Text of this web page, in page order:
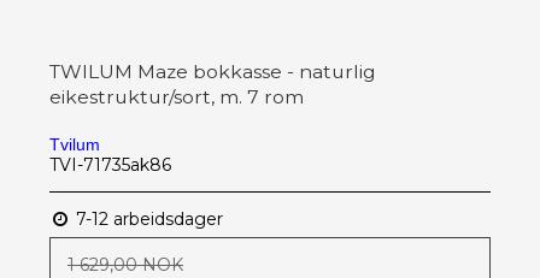
TWILUM Maze bokkasse - naturlig
eikestruktur/sort, m. 7 rom
Tvilum
TVI-71735ak86
7-12 arbeidsdager
1 629,00 NOK